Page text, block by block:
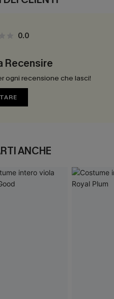
0.0
Recensire
ogni recensione che lasci!
ANCHE